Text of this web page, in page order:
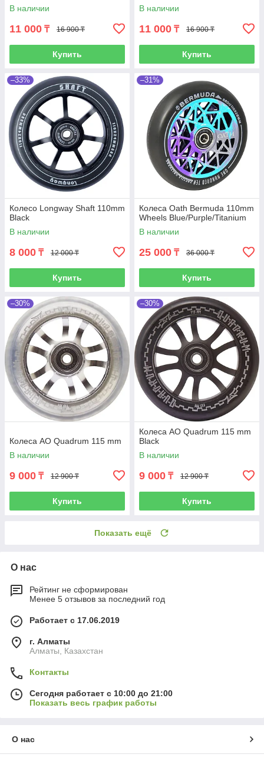
В наличии
11 000 ₸ 16 900 ₸
Купить
В наличии
11 000 ₸ 16 900 ₸
Купить
–33%
Колесо Longway Shaft 110mm
Black
В наличии
8 000 ₸ 12 000 ₸
Купить
–31%
Колеса Oath Bermuda 110mm
Wheels Blue/Purple/Titanium
В наличии
25 000 ₸ 36 000 ₸
Купить
–30%
Колеса AO Quadrum 115 mm
В наличии
9 000 ₸ 12 900 ₸
Купить
–30%
Колеса AO Quadrum 115 mm
Black
В наличии
9 000 ₸ 12 900 ₸
Купить
Показать ещё
О нас
Рейтинг не сформирован
Менее 5 отзывов за последний год
Работает с 17.06.2019
г. Алматы
Алматы, Казахстан
Контакты
Сегодня работает с 10:00 до 21:00
Показать весь график работы
О нас